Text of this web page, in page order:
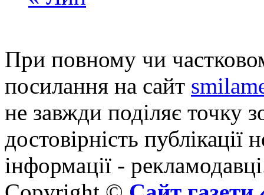
При повному чи
посилання на сайт
не завжди поділяє точку
достовірність публікації
інформації -